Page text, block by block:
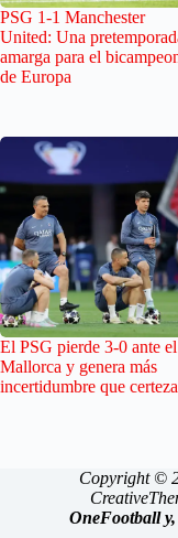
PSG 1-1 Manchester
United: Una
amarga para el
de Europa
El PSG pierde 3-0 ante el
Mallorca y genera más
incertidumbre que
Copyright ©
OneFootball